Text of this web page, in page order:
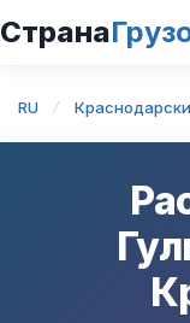
Страна
RU